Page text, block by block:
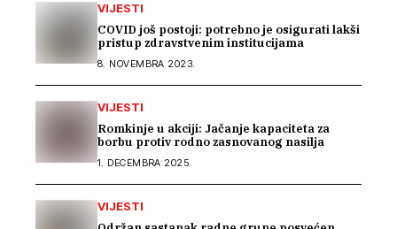
VIJESTI
COVID još postoji: potrebno je osigurati lakši
pristup zdravstvenim institucijama
8. NOVEMBRA 2023.
VIJESTI
Romkinje u akciji: Jačanje kapaciteta za
borbu protiv rodno zasnovanog nasilja
1. DECEMBRA 2025.
VIJESTI